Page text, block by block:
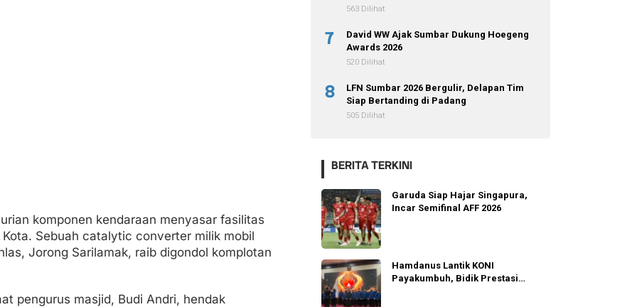
komponen kendaraan menyasar fasilitas
Sebuah catalytic converter milik mobil
Jorong Sarilamak, raib digondol komplotan
pengurus masjid, Budi Andri, hendak
563 Dilihat
7
David WW Ajak Sumbar Dukung Hoegeng
Awards 2026
520 Dilihat
8
LFN Sumbar 2026 Bergulir, Delapan Tim
Siap Bertanding di Padang
505 Dilihat
BERITA TERKINI
Garuda Siap Hajar Singapura,
Incar Semifinal AFF 2026
Hamdanus Lantik KONI
Payakumbuh, Bidik Prestasi